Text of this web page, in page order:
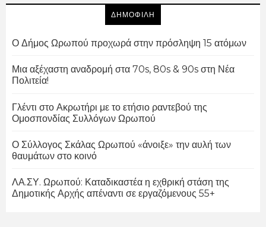
ΔΗΜΟΦΙΛΗ
Ο Δήμος Ωρωπού προχωρά στην πρόσληψη 15 ατόμων
Μια αξέχαστη αναδρομή στα 70s, 80s & 90s στη Νέα
Πολιτεία!
Γλέντι στο Ακρωτήρι με το ετήσιο ραντεβού της
Ομοσπονδίας Συλλόγων Ωρωπού
Ο Σύλλογος Σκάλας Ωρωπού «άνοιξε» την αυλή των
θαυμάτων στο κοινό
ΛΑ.ΣΥ. Ωρωπού: Καταδικαστέα η εχθρική στάση της
Δημοτικής Αρχής απέναντι σε εργαζόμενους 55+